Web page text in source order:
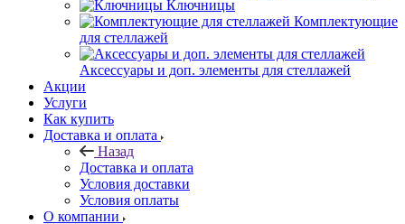
Ключницы
Комплектующие
для стеллажей
Аксессуары и доп. элементы для стеллажей
Акции
Услуги
Как купить
Доставка и оплата
Назад
Доставка и оплата
Условия доставки
Условия оплаты
О компании